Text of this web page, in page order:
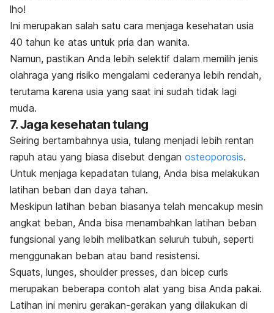
lho!
Ini merupakan salah satu cara menjaga kesehatan usia
40 tahun ke atas untuk pria dan wanita.
Namun, pastikan Anda lebih selektif dalam memilih jenis
olahraga yang risiko mengalami cederanya lebih rendah,
terutama karena usia yang saat ini sudah tidak lagi
muda.
7. Jaga kesehatan tulang
Seiring bertambahnya usia, tulang menjadi lebih rentan
rapuh atau yang biasa disebut dengan osteoporosis.
Untuk menjaga kepadatan tulang, Anda bisa melakukan
latihan beban dan daya tahan.
Meskipun latihan beban biasanya telah mencakup mesin
angkat beban, Anda bisa menambahkan latihan beban
fungsional yang lebih melibatkan seluruh tubuh, seperti
menggunakan beban atau band resistensi.
Squats, lunges, shoulder presses, dan bicep curls
merupakan beberapa contoh alat yang bisa Anda pakai.
Latihan ini meniru gerakan-gerakan yang dilakukan di